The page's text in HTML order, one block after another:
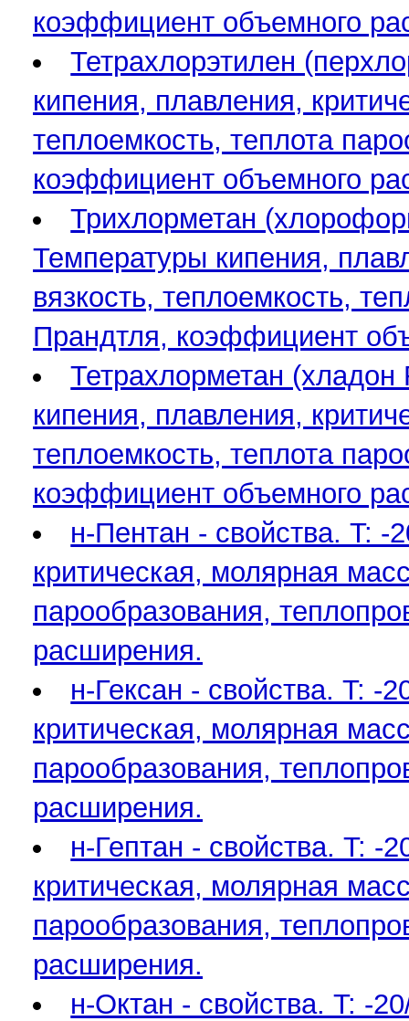
коэффициент объемного
Тетрахлорэтилен
кипения, плавления,
теплоемкость, теплота
коэффициент объемного
Трихлорметан
Температуры кипения,
вязкость, теплоемкость,
Прандтля, коэффициент
Тетрахлорметан (хладон
кипения, плавления,
теплоемкость, теплота
коэффициент объемного
н-Пентан - свойства. T: -
критическая, молярная
парообразования,
расширения.
н-Гексан - свойства. T: -
критическая, молярная
парообразования,
расширения.
н-Гептан - свойства. T: -
критическая, молярная
парообразования,
расширения.
н-Октан - свойства. T: -